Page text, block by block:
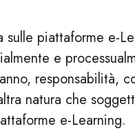
sulle piattaforme e-
e
responsabilità,
natura che
e-Learning.